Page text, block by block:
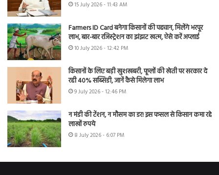
15 July 2026 - 11:43 AM
Farmers ID Card बनेगा किसानों की पहचान, मिलेंगे भरपूर
लाभ, बार-बार रजिस्ट्रेशन का झंझट खत्म, ऐसे करें अप्लाई
10 July 2026 - 12:42 PM
किसानों के लिए बड़ी खुशखबरी, फूलों की खेती पर सरकार दे
रही 40% सब्सिडी, जानें कैसे मिलेगा लाभ
9 July 2026 - 12:46 PM
न मंडी की टेंशन, न मौसम का डर! इस फसल से किसान कमा रहे
लाखों रुपये
8 July 2026 - 6:07 PM